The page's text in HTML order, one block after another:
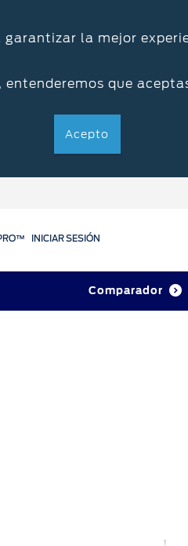
la mejor
que
Acepto
Servicios
INICIAR SESIÓN
Comparador